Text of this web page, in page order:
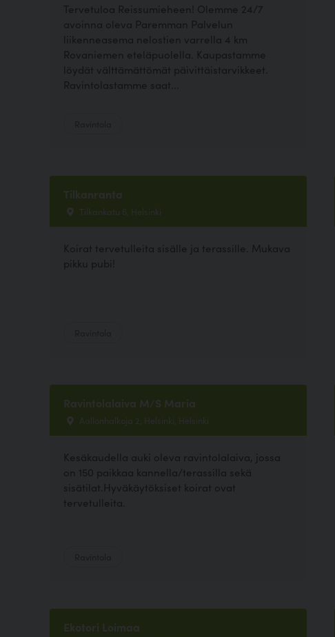
Tervetuloa Reissumieheen! Olemme 24/7
avoinna oleva Paremman Palvelun
liikenneasema nelostien varrella 4 km
Rovaniemen eteläpuolella. Kaupastamme
löydät välttämättömät päivittäistarvikkeet.
Ravintolastamme saat...
Tilkanranta
Tilkankatu 6, Helsinki
Koirat tervetulleita sisälle ja terassille. Mukava
Ravintolalaiva M/S Maria
Aallonhalkoja 2, Helsinki, Helsinki
Kesäkaudella auki oleva ravintolalaiva, jossa
on 150 paikkaa kannella/terassilla sekä
sisätilat.Hyväkäytöksiset koirat ovat
tervetulleita.
Ekotori Loimaa